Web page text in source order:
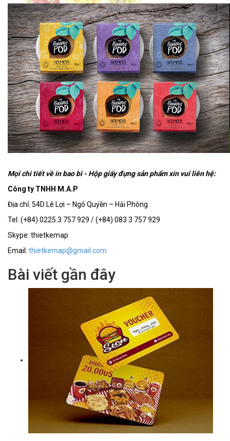
Mọi chi tiết về in bao bì - Hộp giấy đựng sản phẩm xin vui liên hệ:
Công ty TNHH M.A.P
Địa chỉ: 54D Lê Lợi – Ngô Quyền – Hải Phòng
Tel: (+84) 0225.3 757 929 / (+84) 083 3 757 929
Skype: thietkemap
Email: thietkemap@gmail.com
Bài viết gần đây